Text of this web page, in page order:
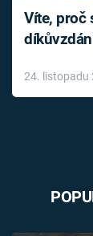
Víte, proč
24. listopadu